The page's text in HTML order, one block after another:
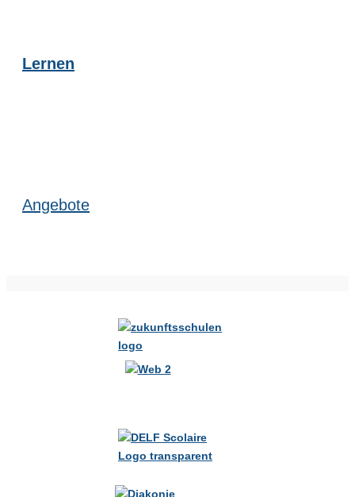
Lernen
Angebote